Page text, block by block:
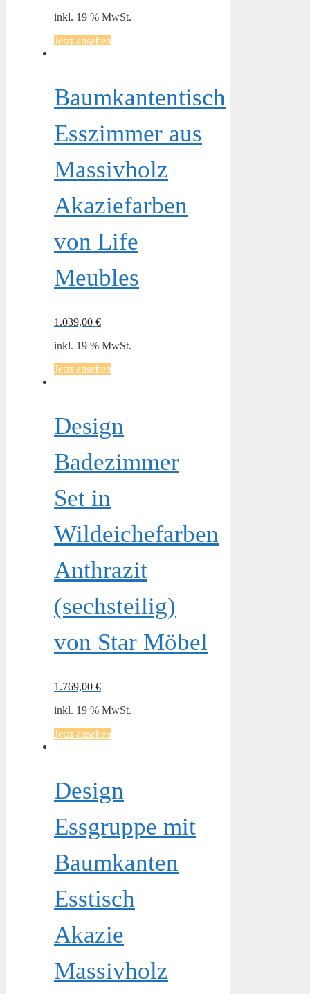
inkl. 19 % MwSt.
Jetzt ansehen
Baumkantentisch
Esszimmer aus
Massivholz
Akaziefarben
von Life
Meubles
1.039,00 €
inkl. 19 % MwSt.
Jetzt ansehen
Design
Badezimmer
Set in
Wildeichefarben
Anthrazit
(sechsteilig)
von Star Möbel
1.769,00 €
inkl. 19 % MwSt.
Jetzt ansehen
Design
Essgruppe mit
Baumkanten
Esstisch
Akazie
Massivholz